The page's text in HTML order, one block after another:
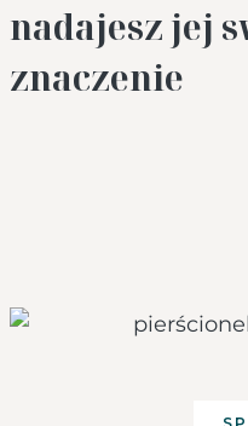
nadajesz jej
znaczenie